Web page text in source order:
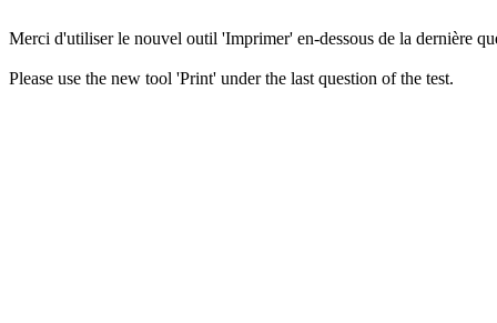
Merci d'utiliser le nouvel outil 'Imprimer' en-dessous de la dernière
Please use the new tool 'Print' under the last question of the test.